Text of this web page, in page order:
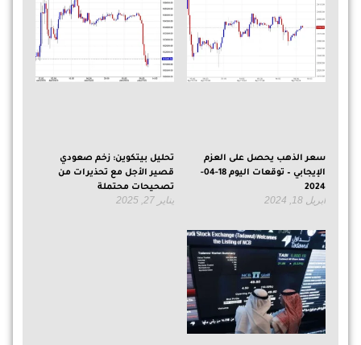
سعر الذهب يحصل على العزم
الإيجابي – توقعات اليوم 18-04-
2024
أبريل 18, 2024
تحليل بيتكوين: زخم صعودي
قصير الأجل مع تحذيرات من
تصحيحات محتملة
يناير 27, 2025